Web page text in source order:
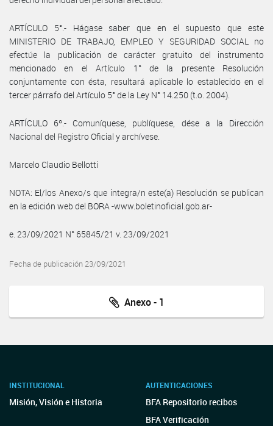
ARTÍCULO 5°.- Hágase saber que en el supuesto que este
MINISTERIO DE TRABAJO, EMPLEO Y SEGURIDAD SOCIAL no
efectúe la publicación de carácter gratuito del instrumento
mencionado en el Artículo 1° de la presente Resolución
conjuntamente con ésta, resultará aplicable lo establecido en el
tercer párrafo del Artículo 5° de la Ley N° 14.250 (t.o. 2004).
ARTÍCULO 6º.- Comuníquese, publíquese, dése a la Dirección
Nacional del Registro Oficial y archívese.
Marcelo Claudio Bellotti
NOTA: El/los Anexo/s que integra/n este(a) Resolución se publican
en la edición web del BORA -www.boletinoficial.gob.ar-
e. 23/09/2021 N° 65845/21 v. 23/09/2021
Fecha de publicación 23/09/2021
Anexo - 1
INSTITUCIONAL
Misión, Visión e Historia
AUTENTICACIONES
BFA Repositorio recibos
BFA Verificación